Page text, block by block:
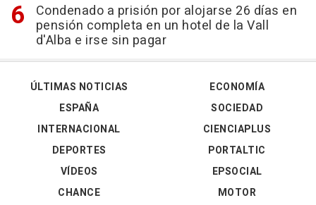
Condenado a prisión por alojarse 26 días en
pensión completa en un hotel de la Vall
d'Alba e irse sin pagar
ÚLTIMAS NOTICIAS
ESPAÑA
INTERNACIONAL
DEPORTES
VÍDEOS
ECONOMÍA
SOCIEDAD
CIENCIAPLUS
PORTALTIC
EPSOCIAL
CHANCE
MOTOR